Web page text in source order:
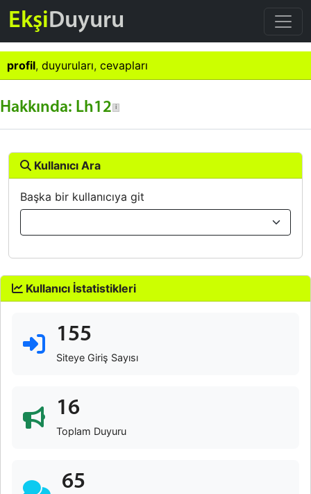
EkşiDuyuru
profil, duyuruları, cevapları
Hakkında: Lh12
Kullanıcı Ara
Başka bir kullanıcıya git
Kullanıcı İstatistikleri
155
Siteye Giriş Sayısı
16
Toplam Duyuru
65